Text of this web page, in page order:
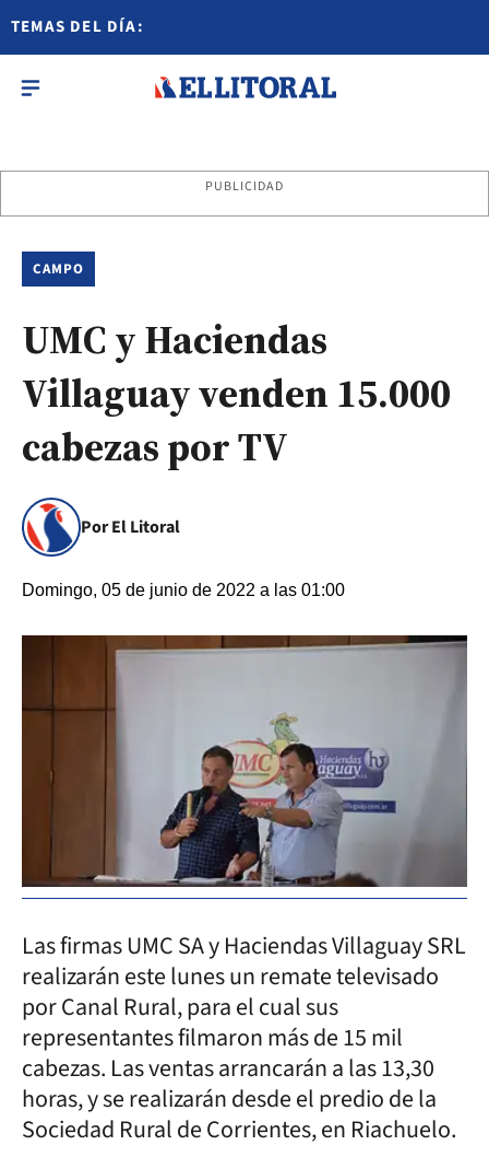
TEMAS DEL DÍA:
PUBLICIDAD
CAMPO
UMC y Haciendas
Villaguay venden 15.000
cabezas por TV
Por El Litoral
Domingo, 05 de junio de 2022 a las 01:00
Las firmas UMC SA y Haciendas Villaguay SRL
realizarán este lunes un remate televisado
por Canal Rural, para el cual sus
representantes filmaron más de 15 mil
cabezas. Las ventas arrancarán a las 13,30
horas, y se realizarán desde el predio de la
Sociedad Rural de Corrientes, en Riachuelo.